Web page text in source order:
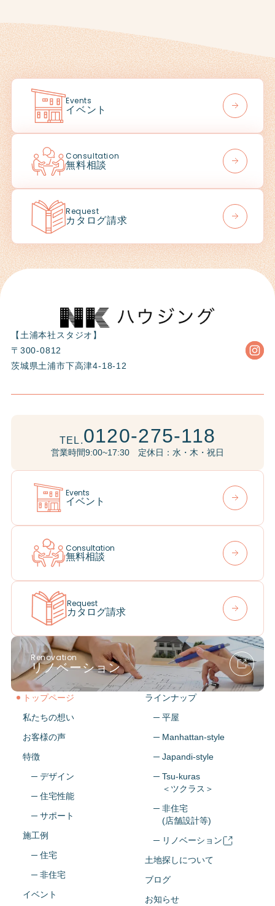
Events
イベント
Consultation
無料相談
Request
カタログ請求
【土浦本社スタジオ】
〒300-0812
茨城県土浦市下高津4-18-12
トップページ
私たちの想い
お客様の声
特徴
─ デザイン
─ 住宅性能
─ サポート
施工例
─ 住宅
─ 非住宅
イベント
ラインナップ
─ 平屋
─ Manhattan-style
─ Japandi-style
─ Tsu-kuras
＜ツクラス＞
─ 非住宅
(店舗設計等)
─ リノベーション
土地探しについて
ブログ
お知らせ
TEL.0120-275-118
営業時間9:00~17:30 定休日：水・木・祝日
Events
イベント
Consultation
無料相談
Request
カタログ請求
Renovation
リノベーション